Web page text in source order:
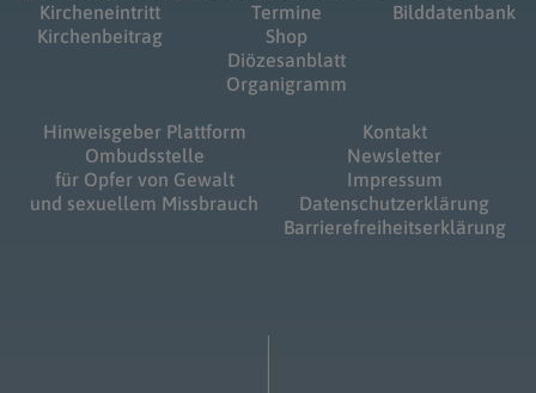
Kircheneintritt
Kirchenbeitrag
Termine
Shop
Diözesanblatt
Organigramm
Bilddatenbank
Hinweisgeber Plattform
Ombudsstelle
für Opfer von Gewalt
und sexuellem Missbrauch
Kontakt
Newsletter
Impressum
Datenschutzerklärung
Barrierefreiheitserklärung